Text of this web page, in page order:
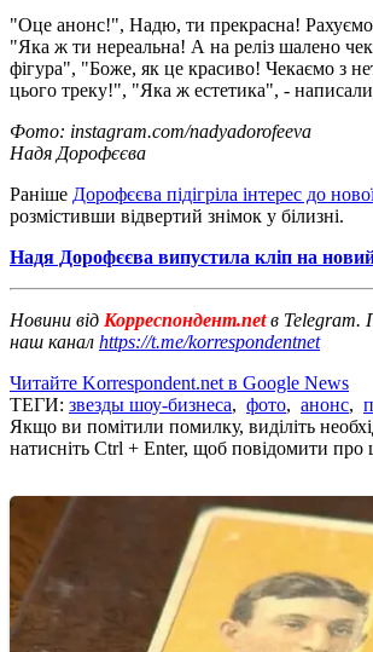
"Оце анонс!", Надю, ти прекрасна! Рахуємо
"Яка ж ти нереальна! А на реліз шалено
фігура", "Боже, як це красиво! Чекаємо з
цього треку!", "Яка ж естетика", -
Фото: instagram.com/nadyadorofeeva
Надя Дорофєєва
Раніше Дорофєєва підігріла інтерес до
розмістивши відвертий знімок у білизні.
Надя Дорофєєва випустила кліп на
Новини від Корреспондент.netв Telegram.
наш канал https://t.me/korrespondentnet
Читайте Korrespondent.net в Google News
ТЕГИ: звезды шоу-бизнеса, фото, анонс,
Якщо ви помітили помилку, виділіть
натисніть Ctrl + Enter, щоб повідомити про